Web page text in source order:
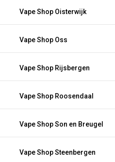
Vape Shop Oisterwijk
Vape Shop Oss
Vape Shop Rijsbergen
Vape Shop Roosendaal
Vape Shop Son en Breugel
Vape Shop Steenbergen